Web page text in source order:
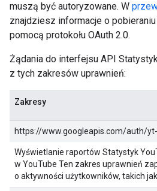
muszą być autoryzowane. W
znajdziesz informacje o
pomocą protokołu OAuth 2.0.
Żądania do interfejsu API
z tych zakresów uprawnień:
Zakresy
https://www.googleapis.com/auth/
Wyświetlanie raportów Statystyk
w YouTube Ten zakres uprawnień
o aktywności użytkowników, takich